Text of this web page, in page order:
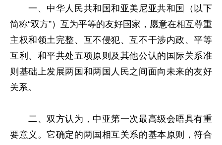
一、中华人民共和国和亚美尼亚共和国（以下
简称“双方”）互为平等的友好国家，愿意在相互尊重
主权和领土完整、互不侵犯、互不干涉内政、平等
互利、和平共处五项原则及其他公认的国际关系准
则基础上发展两国和两国人民之间面向未来的友好
关系。
二、双方认为，中亚第一次最高级会晤具有重
要意义。它确定的两国相互关系的基本原则，符合